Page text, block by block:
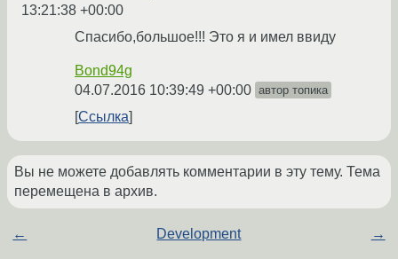
13:21:38 +00:00
Спасибо,большое!!! Это я и имел ввиду
Bond94g
04.07.2016 10:39:49 +00:00 автор топика
Ссылка
Вы не можете добавлять комментарии в эту тему. Тема
перемещена в архив.
← Development →